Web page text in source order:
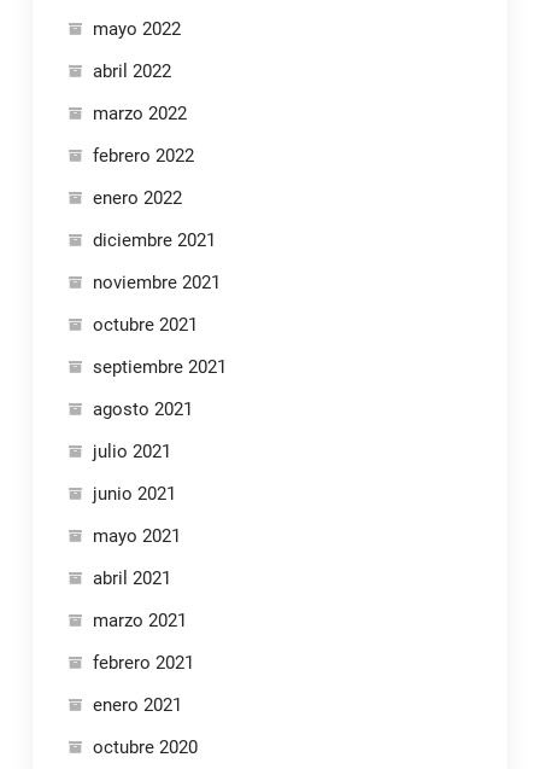
mayo 2022
abril 2022
marzo 2022
febrero 2022
enero 2022
diciembre 2021
noviembre 2021
octubre 2021
septiembre 2021
agosto 2021
julio 2021
junio 2021
mayo 2021
abril 2021
marzo 2021
febrero 2021
enero 2021
octubre 2020